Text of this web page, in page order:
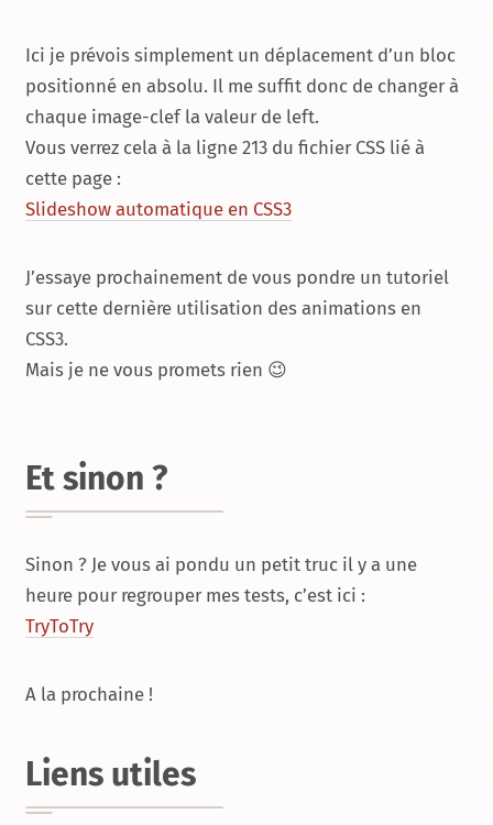
Ici je prévois simplement un déplacement d’un bloc
positionné en absolu. Il me suffit donc de changer à
chaque image-clef la valeur de left.
Vous verrez cela à la ligne 213 du fichier CSS lié à
cette page :
Slideshow automatique en CSS3
J’essaye prochainement de vous pondre un tutoriel
sur cette dernière utilisation des animations en
CSS3.
Mais je ne vous promets rien 😉
Et sinon ?
Sinon ? Je vous ai pondu un petit truc il y a une
heure pour regrouper mes tests, c’est ici :
TryToTry
A la prochaine !
Liens utiles